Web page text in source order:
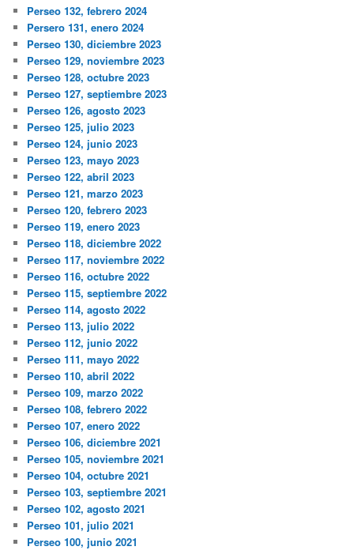
Perseo 132, febrero 2024
Persero 131, enero 2024
Perseo 130, diciembre 2023
Perseo 129, noviembre 2023
Perseo 128, octubre 2023
Perseo 127, septiembre 2023
Perseo 126, agosto 2023
Perseo 125, julio 2023
Perseo 124, junio 2023
Perseo 123, mayo 2023
Perseo 122, abril 2023
Perseo 121, marzo 2023
Perseo 120, febrero 2023
Perseo 119, enero 2023
Perseo 118, diciembre 2022
Perseo 117, noviembre 2022
Perseo 116, octubre 2022
Perseo 115, septiembre 2022
Perseo 114, agosto 2022
Perseo 113, julio 2022
Perseo 112, junio 2022
Perseo 111, mayo 2022
Perseo 110, abril 2022
Perseo 109, marzo 2022
Perseo 108, febrero 2022
Perseo 107, enero 2022
Perseo 106, diciembre 2021
Perseo 105, noviembre 2021
Perseo 104, octubre 2021
Perseo 103, septiembre 2021
Perseo 102, agosto 2021
Perseo 101, julio 2021
Perseo 100, junio 2021